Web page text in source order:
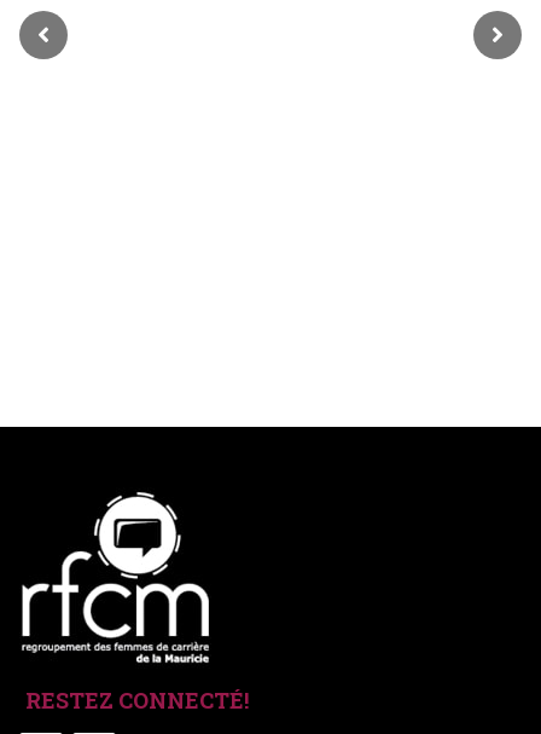
RESTEZ CONNECTÉ!